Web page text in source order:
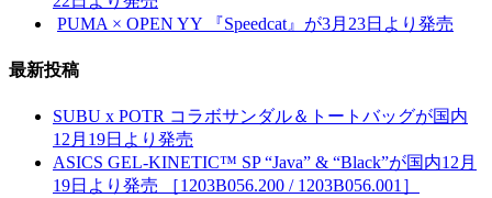
PUMA × OPEN YY 『Speedcat』が3月23日より発売
最新投稿
SUBU x POTR コラボサンダル＆トートバッグが国内
12月19日より発売
ASICS GEL-KINETIC™ SP “Java” & “Black”が国内12月
19日より発売 ［1203B056.200 / 1203B056.001］